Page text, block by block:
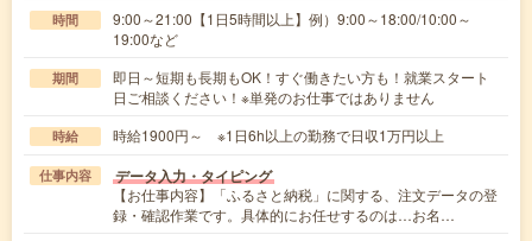
時間
9:00～21:00【1日5時間以上】例）9:00～18:00/10:00～
19:00など
期間
即日～短期も長期もOK！すぐ働きたい方も！就業スタート
日ご相談ください！※単発のお仕事ではありません
時給 時給1900円～ ※1日6h以上の勤務で日収1万円以上
仕事内容 データ入力・タイピング
【お仕事内容】「ふるさと納税」に関する、注文データの登
録・確認作業です。具体的にお任せするのは…お名…